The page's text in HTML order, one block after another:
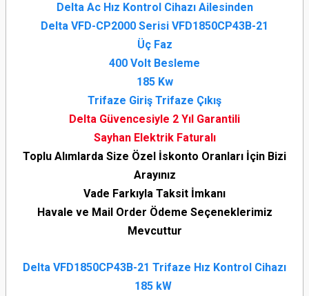
Delta Ac Hız Kontrol Cihazı Ailesinden
Delta VFD-CP2000 Serisi VFD1850CP43B-21
Üç Faz
400 Volt Besleme
185 Kw
Trifaze Giriş Trifaze Çıkış
Delta Güvencesiyle 2 Yıl Garantili
Sayhan Elektrik Faturalı
Toplu Alımlarda Size Özel İskonto Oranları İçin Bizi
Arayınız
Vade Farkıyla Taksit İmkanı
Havale ve Mail Order Ödeme Seçeneklerimiz
Mevcuttur
Delta VFD1850CP43B-21 Trifaze Hız Kontrol Cihazı
185 kW